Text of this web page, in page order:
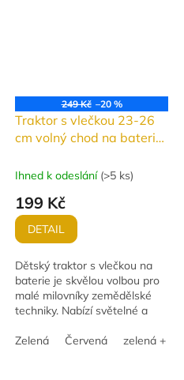
249 Kč –20 %
Traktor s vlečkou 23-26
cm volný chod na baterie
Ihned k odeslání (>5 ks)
199 Kč
DETAIL
Dětský traktor s vlečkou na
baterie je skvělou volbou pro
malé milovníky zemědělské
techniky. Nabízí světelné a
hře na realističnosti a
Zelená Červená zelená +